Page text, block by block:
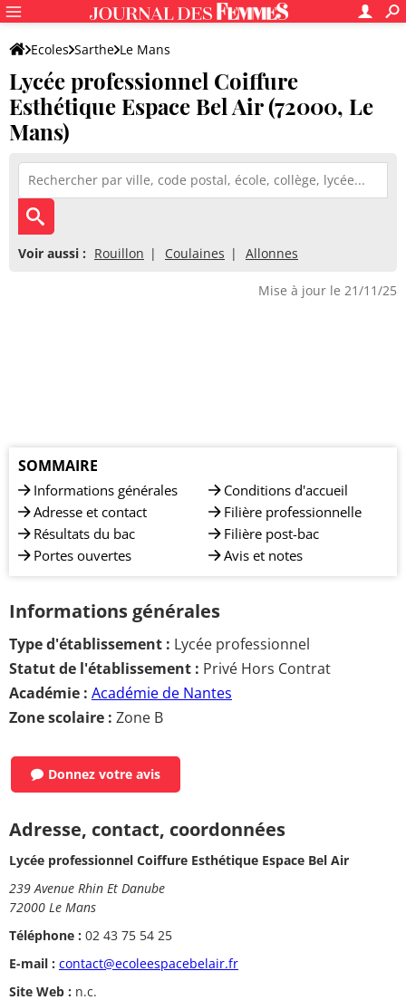
Ecoles Sarthe Le Mans
Lycée professionnel Coiffure Esthétique Espace Bel Air
Lycée professionnel Coiffure
Esthétique Espace Bel Air (72000, Le
Mans)
Voir aussi : Rouillon Coulaines Allonnes
Mise à jour le 21/11/25
SOMMAIRE
Informations générales
Adresse et contact
Résultats du bac
Portes ouvertes
Conditions d'accueil
Filière professionnelle
Filière post-bac
Avis et notes
Informations générales
Type d'établissement : Lycée professionnel
Statut de l'établissement : Privé Hors Contrat
Académie : Académie de Nantes
Zone scolaire : Zone B
Donnez votre avis
Adresse, contact, coordonnées
Lycée professionnel Coiffure Esthétique Espace Bel Air
239 Avenue Rhin Et Danube
72000 Le Mans
Téléphone : 02 43 75 54 25
E-mail : contact@ecoleespacebelair.fr
Site Web : n.c.